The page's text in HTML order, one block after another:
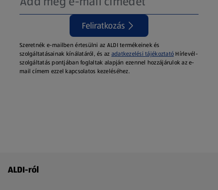
Feliratkozás
Szeretnék e-mailben értesülni az ALDI termékeinek és
szolgáltatásainak kínálatáról, és az adatkezelési tájékoztató Hírlevél-
szolgáltatás pontjában foglaltak alapján ezennel hozzájárulok az e-
mail címem ezzel kapcsolatos kezeléséhez.
Láblécmenü - további linkek
ALDI-ról